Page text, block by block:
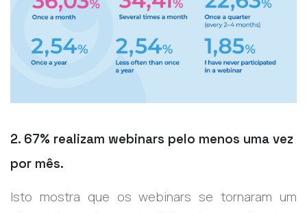
2. 67% realizam webinars pelo menos uma vez
por mês.
Isto mostra que os webinars se tornaram um